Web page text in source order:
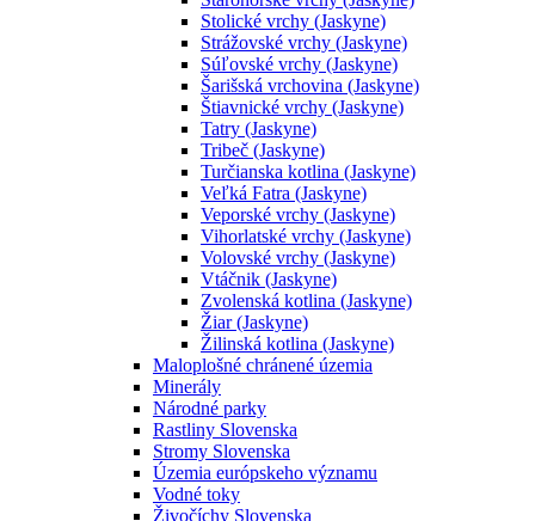
Stolické vrchy (Jaskyne)
Strážovské vrchy (Jaskyne)
Súľovské vrchy (Jaskyne)
Šarišská vrchovina (Jaskyne)
Štiavnické vrchy (Jaskyne)
Tatry (Jaskyne)
Tribeč (Jaskyne)
Turčianska kotlina (Jaskyne)
Veľká Fatra (Jaskyne)
Veporské vrchy (Jaskyne)
Vihorlatské vrchy (Jaskyne)
Volovské vrchy (Jaskyne)
Vtáčnik (Jaskyne)
Zvolenská kotlina (Jaskyne)
Žiar (Jaskyne)
Žilinská kotlina (Jaskyne)
Maloplošné chránené územia
Minerály
Národné parky
Rastliny Slovenska
Stromy Slovenska
Územia európskeho významu
Vodné toky
Živočíchy Slovenska